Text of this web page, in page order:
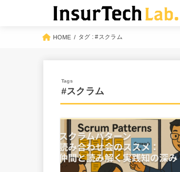
HOME タグ : #スクラム
#スクラム